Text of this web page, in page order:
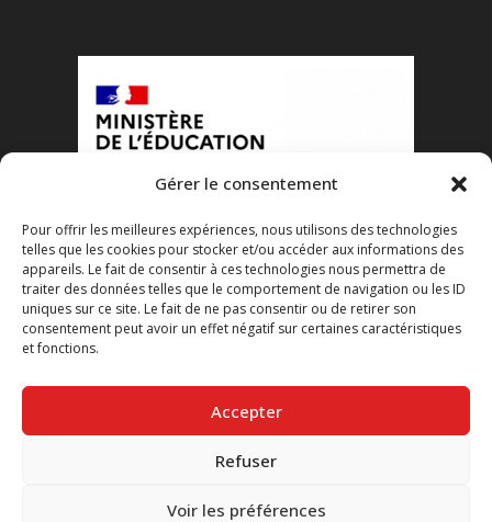
Gérer le consentement
Pour offrir les meilleures expériences, nous utilisons des technologies
telles que les cookies pour stocker et/ou accéder aux informations des
appareils. Le fait de consentir à ces technologies nous permettra de
traiter des données telles que le comportement de navigation ou les ID
uniques sur ce site. Le fait de ne pas consentir ou de retirer son
consentement peut avoir un effet négatif sur certaines caractéristiques
et fonctions.
Accepter
Refuser
Voir les préférences